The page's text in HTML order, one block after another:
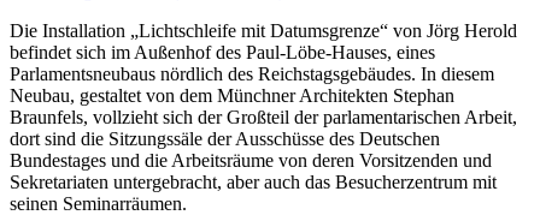
Die Installation „Lichtschleife mit Datumsgrenze“ von Jörg Herold
befindet sich im Außenhof des Paul-Löbe-Hauses, eines
Parlamentsneubaus nördlich des Reichstagsgebäudes. In diesem
Neubau, gestaltet von dem Münchner Architekten Stephan
Braunfels, vollzieht sich der Großteil der parlamentarischen Arbeit,
dort sind die Sitzungssäle der Ausschüsse des Deutschen
Bundestages und die Arbeitsräume von deren Vorsitzenden und
Sekretariaten untergebracht, aber auch das Besucherzentrum mit
seinen Seminarräumen.